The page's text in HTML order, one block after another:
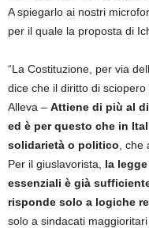
A spiegarlo ai nostri
per il quale la proposta di
“La Costituzione, per via
dice che il diritto di
Alleva – Attiene di più al
ed è per questo che in
solidarietà o politico ,
Per il giuslavorista, la
essenziali è già
risponde solo a logiche
solo a sindacati